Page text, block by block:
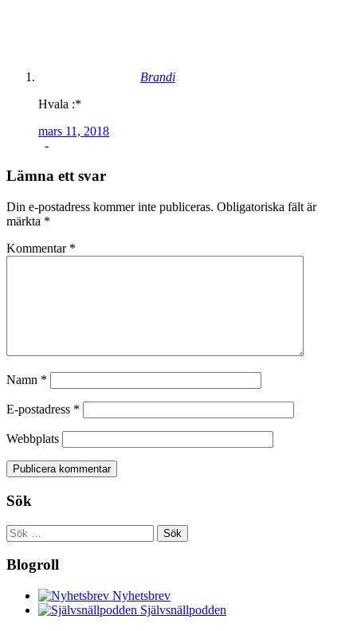
Brandi
Hvala :*
mars 11, 2018
-
Lämna ett svar
Din e-postadress kommer inte publiceras. Obligatoriska fält är
märkta *
Kommentar *
Namn *
E-postadress *
Webbplats
Sök
Sök
efter:
Blogroll
Nyhetsbrev
Självsnällpodden